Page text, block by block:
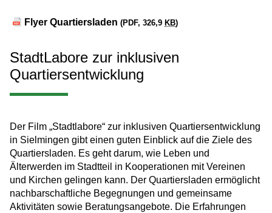
Flyer Quartiersladen (PDF, 326,9 KB)
StadtLabore zur inklusiven
Quartiersentwicklung
Der Film „Stadtlabore“ zur inklusiven Quartiersentwicklung
in Sielmingen gibt einen guten Einblick auf die Ziele des
Quartiersladen. Es geht darum, wie Leben und
Älterwerden im Stadtteil in Kooperationen mit Vereinen
und Kirchen gelingen kann. Der Quartiersladen ermöglicht
nachbarschaftliche Begegnungen und gemeinsame
Aktivitäten sowie Beratungsangebote. Die Erfahrungen